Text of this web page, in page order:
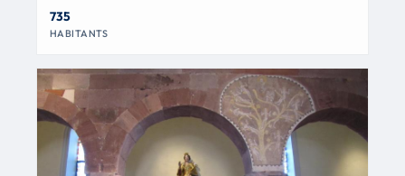
735
HABITANTS